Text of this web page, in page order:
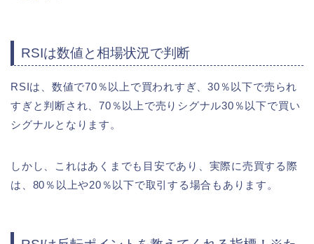
RSIは数値と相場状況で判断
RSIは、数値で70％以上で買われすぎ、30％以下で売られ
すぎと判断され、70％以上で売りシグナル30％以下で買い
シグナルとなります。
しかし、これはあくまでも目安であり、実際に売買する際
は、80％以上や20％以下で取引する場合もあります。